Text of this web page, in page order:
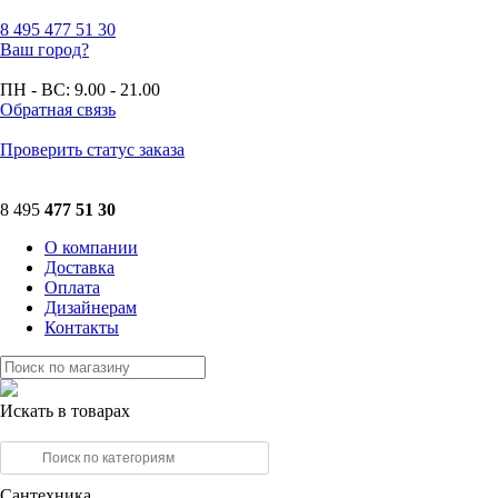
8 495 477 51 30
Ваш город?
ПН - ВС: 9.00 - 21.00
Обратная связь
Проверить статус заказа
8 495 477 51 30
О компании
Доставка
Оплата
Дизайнерам
Контакты
Искать в товарах